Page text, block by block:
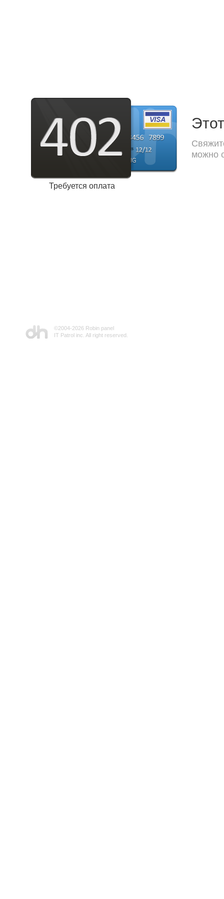
Требуется оплата
можно
©2004-2026 Robin panel
IT Patrol inc. All right reserved.